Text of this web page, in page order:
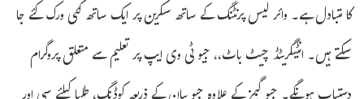
کا متبادل ہے۔ وائر لیس پرنٹنگ کے ساتھ سکرین پر ایک ساتھ کئی ورک کئے جا
سکتے ہیں۔ انٹیگریٹڈ چیٹ باٹ،، جیو ٹی وی ایپ پر تعلیم سے متعلق پروگرام